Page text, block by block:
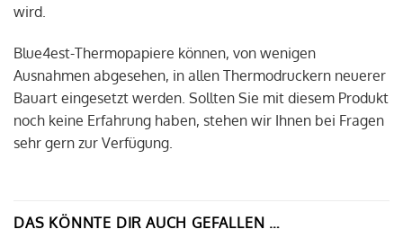
wird.
Blue4est-Thermopapiere können, von wenigen
Ausnahmen abgesehen, in allen Thermodruckern neuerer
Bauart eingesetzt werden. Sollten Sie mit diesem Produkt
noch keine Erfahrung haben, stehen wir Ihnen bei Fragen
sehr gern zur Verfügung.
DAS KÖNNTE DIR AUCH GEFALLEN …